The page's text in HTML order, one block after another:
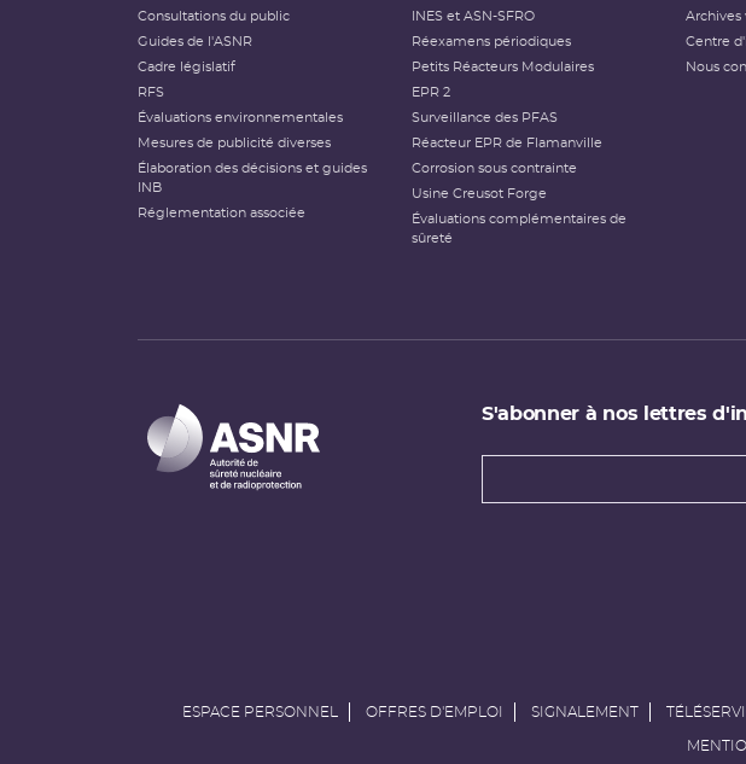
Consultations du public
Guides de l'ASNR
Cadre législatif
RFS
Évaluations environnementales
Mesures de publicité diverses
Élaboration des décisions et guides
INB
Réglementation associée
INES et ASN-SFRO
Réexamens périodiques
Petits Réacteurs Modulaires
EPR 2
Surveillance des PFAS
Réacteur EPR de Flamanville
Corrosion sous contrainte
Usine Creusot Forge
Évaluations complémentaires de
sûreté
Archives
Centre
Nous
S'abonner à nos lettres
Types de
ESPACE PERSONNEL OFFRES D'EMPLOI SIGNALEMENT